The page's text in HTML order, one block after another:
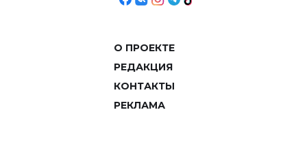
О ПРОЕКТЕ
РЕДАКЦИЯ
КОНТАКТЫ
РЕКЛАМА